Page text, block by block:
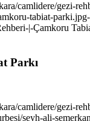
camlidere/gezi-
tabiat-
|-Çamkoru
Parkı
camlidere/gezi-
seyh-ali-